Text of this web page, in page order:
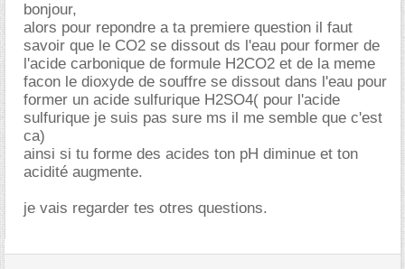
bonjour,
alors pour repondre a ta premiere question il faut
savoir que le CO2 se dissout ds l'eau pour former de
l'acide carbonique de formule H2CO2 et de la meme
facon le dioxyde de souffre se dissout dans l'eau pour
former un acide sulfurique H2SO4( pour l'acide
sulfurique je suis pas sure ms il me semble que c'est
ca)
ainsi si tu forme des acides ton pH diminue et ton
acidité augmente.
je vais regarder tes otres questions.